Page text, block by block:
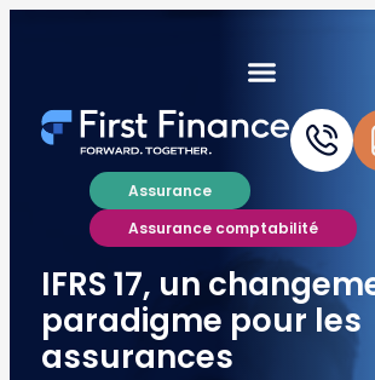
Assurance
Assurance comptabilité
IFRS 17, un
paradigme pour les
assurances